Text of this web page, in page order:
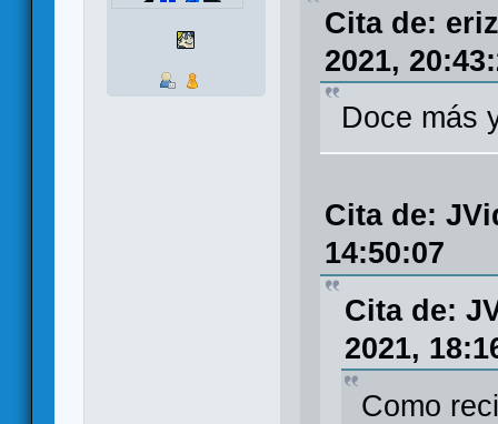
Cita de:
2021,
Doce más
Cita de:
14:50:07
Cita de:
2021,
Como